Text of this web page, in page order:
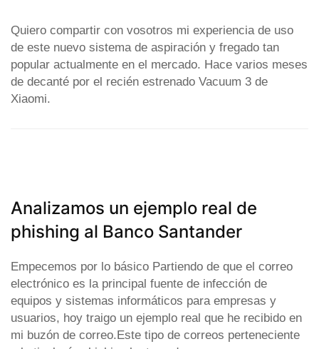
Quiero compartir con vosotros mi experiencia de uso
de este nuevo sistema de aspiración y fregado tan
popular actualmente en el mercado. Hace varios meses
de decanté por el recién estrenado Vacuum 3 de
Xiaomi.
Analizamos un ejemplo real de
phishing al Banco Santander
Empecemos por lo básico Partiendo de que el correo
electrónico es la principal fuente de infección de
equipos y sistemas informáticos para empresas y
usuarios, hoy traigo un ejemplo real que he recibido en
mi buzón de correo.Este tipo de correos perteneciente